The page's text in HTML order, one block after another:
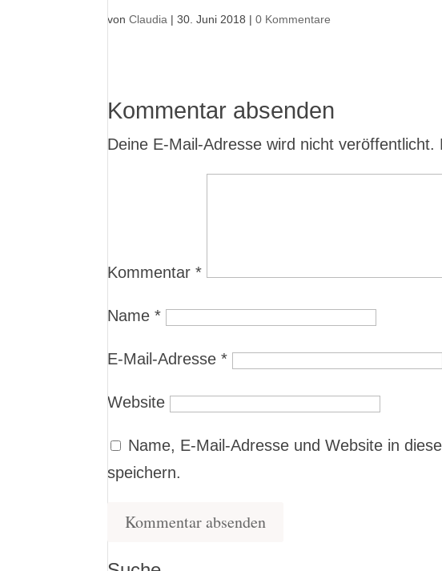
vonClaudia |30. Juni 2018 |0 Kommentare
Kommentar absenden
Deine E-Mail-Adresse wird nicht veröffentlicht.
Kommentar*
Name*
E-Mail-Adresse*
Website
Name, E-Mail-Adresse und Website in
speichern.